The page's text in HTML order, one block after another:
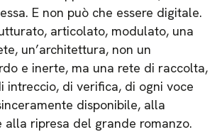
E non può che essere digitale.
articolato, modulato, una
un’architettura, non un
e inerte, ma una rete di raccolta,
intreccio, di verifica, di ogni voce
disponibile, alla
alla ripresa del grande romanzo.